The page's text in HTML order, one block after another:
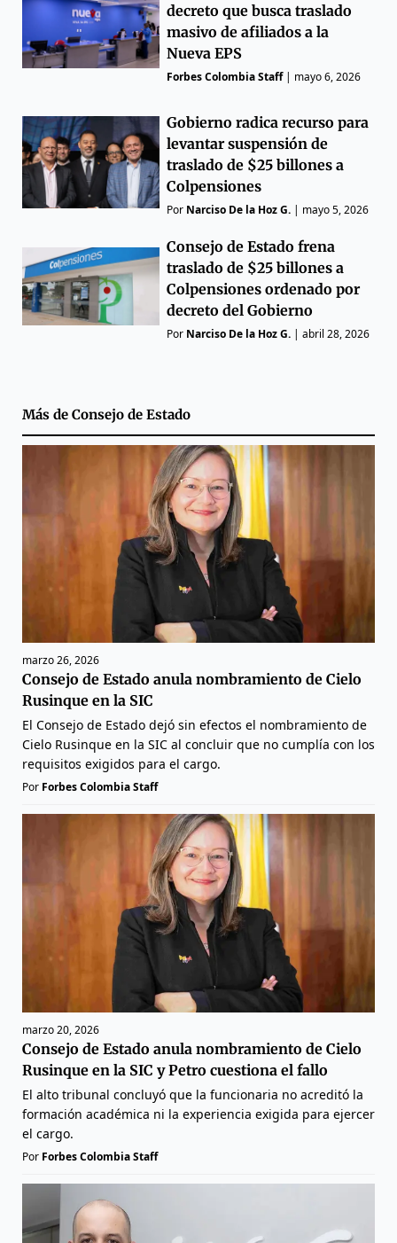
decreto que busca traslado
masivo de afiliados a la
Nueva EPS
Forbes Colombia Staff| mayo 6, 2026
Gobierno radica recurso para
levantar suspensión de
traslado de $25 billones a
Colpensiones
Por Narciso De la Hoz G. | mayo 5, 2026
Consejo de Estado frena
traslado de $25 billones a
Colpensiones ordenado por
decreto del Gobierno
Por Narciso De la Hoz G. |abril 28, 2026
Más de Consejo de Estado
marzo 26, 2026
Consejo de Estado anula nombramiento de Cielo
Rusinque en la SIC
El Consejo de Estado dejó sin efectos el nombramiento de
Cielo Rusinque en la SIC al concluir que no cumplía con los
requisitos exigidos para el cargo.
Por Forbes Colombia Staff
marzo 20, 2026
Consejo de Estado anula nombramiento de Cielo
Rusinque en la SIC y Petro cuestiona el fallo
El alto tribunal concluyó que la funcionaria no acreditó la
formación académica ni la experiencia exigida para ejercer
el cargo.
Por Forbes Colombia Staff